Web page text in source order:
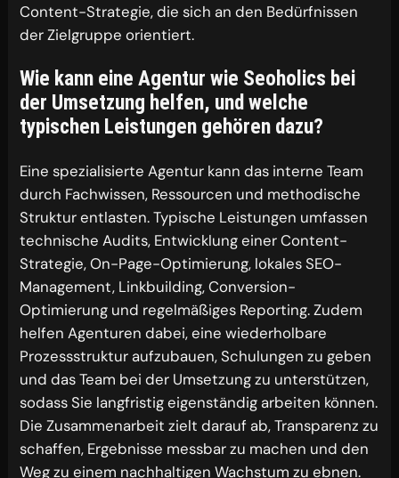
Content-Strategie, die sich an den Bedürfnissen
der Zielgruppe orientiert.
Wie kann eine Agentur wie Seoholics bei
der Umsetzung helfen, und welche
typischen Leistungen gehören dazu?
Eine spezialisierte Agentur kann das interne Team
durch Fachwissen, Ressourcen und methodische
Struktur entlasten. Typische Leistungen umfassen
technische Audits, Entwicklung einer Content-
Strategie, On-Page-Optimierung, lokales SEO-
Management, Linkbuilding, Conversion-
Optimierung und regelmäßiges Reporting. Zudem
helfen Agenturen dabei, eine wiederholbare
Prozessstruktur aufzubauen, Schulungen zu geben
und das Team bei der Umsetzung zu unterstützen,
sodass Sie langfristig eigenständig arbeiten können.
Die Zusammenarbeit zielt darauf ab, Transparenz zu
schaffen, Ergebnisse messbar zu machen und den
Weg zu einem nachhaltigen Wachstum zu ebnen.